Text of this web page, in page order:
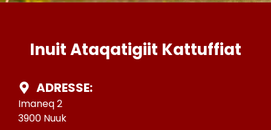
Inuit Ataqatigiit Kattuffiat
ADRESSE:
Imaneq 2
3900 Nuuk